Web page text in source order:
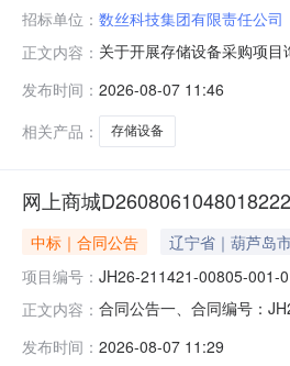
招标单位： 数丝科技集团有限责任公司
正文内容： 关于开展存储设备采购项
相关的国家法律、法规的
能参与本次报价
发布时间： 2026-08-07 11:46
相关产品：
存储设备
网上商城
中标｜合同公告 辽宁省｜葫芦岛
项目编号： JH26-211421-00805-001-
正文内容： 合同公告一、合同编号：
方式：175****6111供应商
发布时间： 2026-08-07 11:29